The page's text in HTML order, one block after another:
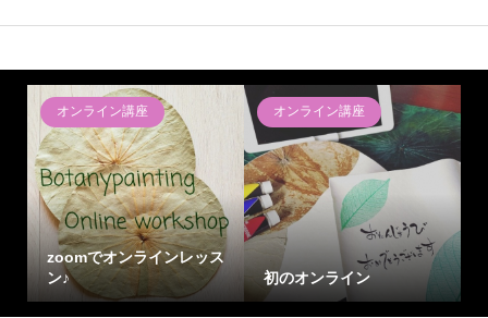
オンライン講座
zoomでオンラインレッス
ン♪
オンライン講座
初のオンライン